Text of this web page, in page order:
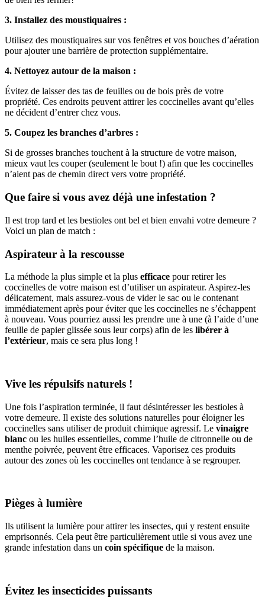
3. Installez des moustiquaires :
Utilisez des moustiquaires sur vos fenêtres et vos bouches d’aération
pour ajouter une barrière de protection supplémentaire.
4. Nettoyez autour de la maison :
Évitez de laisser des tas de feuilles ou de bois près de votre
propriété. Ces endroits peuvent attirer les coccinelles avant qu’elles
ne décident d’entrer chez vous.
5. Coupez les branches d’arbres :
Si de grosses branches touchent à la structure de votre maison,
mieux vaut les couper (seulement le bout !) afin que les coccinelles
n’aient pas de chemin direct vers votre propriété.
Que faire si vous avez déjà une infestation ?
Il est trop tard et les bestioles ont bel et bien envahi votre demeure ?
Voici un plan de match :
Aspirateur à la rescousse
La méthode la plus simple et la plus efficace pour retirer les
coccinelles de votre maison est d’utiliser un aspirateur. Aspirez-les
délicatement, mais assurez-vous de vider le sac ou le contenant
immédiatement après pour éviter que les coccinelles ne s’échappent
à nouveau. Vous pourriez aussi les prendre une à une (à l’aide d’une
feuille de papier glissée sous leur corps) afin de les libérer à
l’extérieur, mais ce sera plus long !
Vive les répulsifs naturels !
Une fois l’aspiration terminée, il faut désintéresser les bestioles à
votre demeure. Il existe des solutions naturelles pour éloigner les
coccinelles sans utiliser de produit chimique agressif. Le vinaigre
blanc ou les huiles essentielles, comme l’huile de citronnelle ou de
menthe poivrée, peuvent être efficaces. Vaporisez ces produits
autour des zones où les coccinelles ont tendance à se regrouper.
Pièges à lumière
Ils utilisent la lumière pour attirer les insectes, qui y restent ensuite
emprisonnés. Cela peut être particulièrement utile si vous avez une
grande infestation dans un coin spécifique de la maison.
Évitez les insecticides puissants